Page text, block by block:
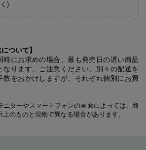
)
ついて】
時にお求めの場合、最も発売日の遅い商品
なります。ご注意ください。別々の配送を
数をおかけしますが、それぞれ個別にお買
ターやスマートフォンの画面によっては、商
のものと現物で異なる場合があります。